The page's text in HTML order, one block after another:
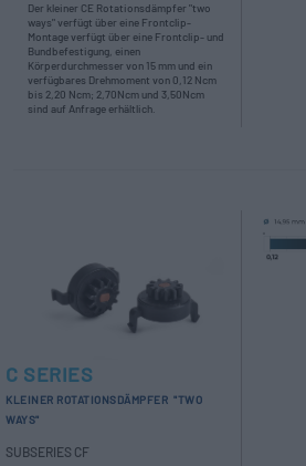
Der kleiner CE Rotationsdämpfer "two
ways" verfügt über eine Frontclip-
Montage verfügt über eine Frontclip- und
Bundbefestigung, einen
Körperdurchmesser von 15 mm und ein
verfügbares Drehmoment von 0,12 Ncm
bis 2,20 Ncm; 2,70Ncm und 3,50Ncm
sind auf Anfrage erhältlich.
C SERIES
KLEINER ROTATIONSDÄMPFER "TWO
WAYS"
SUBSERIES CF